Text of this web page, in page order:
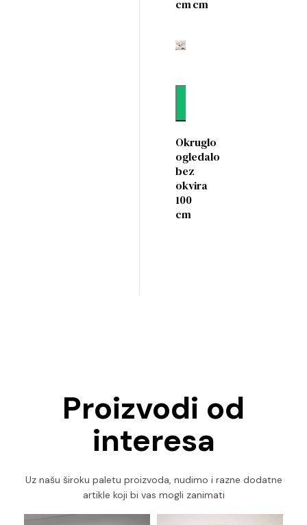
cmcm
Okruglo
ogledalo
bez
okvira
100
cm
Proizvodi od
interesa
Uz našu široku paletu proizvoda, nudimo i razne dodatne
artikle koji bi vas mogli zanimati